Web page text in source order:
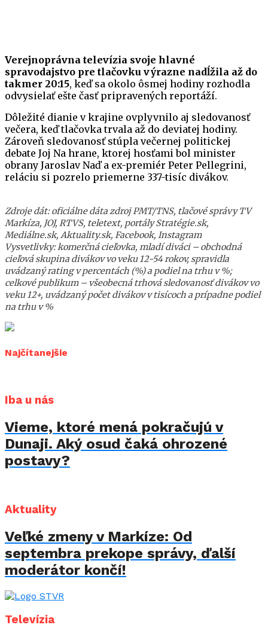
Verejnoprávna televízia svoje hlavné
spravodajstvo pre tlačovku výrazne nadĺžila až do
takmer 20:15, keď sa okolo ôsmej hodiny rozhodla
odvysielať ešte časť pripravených reportáží.
Dôležité dianie v krajine ovplyvnilo aj sledovanosť
večera, keď tlačovka trvala až do deviatej hodiny.
Zároveň sledovanosť stúpla večernej politickej
debate Joj Na hrane, ktorej hosťami bol minister
obrany Jaroslav Naď a ex-premiér Peter Pellegrini,
reláciu si pozrelo priemerne 337-tisíc divákov.
Zdroje dát: oficiálne dáta zdroj PMT/TNS, tlačové správy TV
Markíza, JOJ, RTVS, teletext, portály Stratégie.sk,
Mediálne.sk, Aktuality.sk, Facebook, Instagram
Vysvetlivky: komerčná cieľovka, mladí diváci – obchodná
cieľová skupina divákov vo veku 12-54 rokov, spravidla
uvádzaný rating v percentách (%) a podiel na trhu v %;
celkové publikum – všeobecná trhová sledovanosť divákov vo
veku 12+, uvádzaný počet divákov v tisícoch a prípadne podiel
na trhu v %
Najčítanejšie
Iba u nás
Vieme, ktoré mená pokračujú v
Dunaji. Aký osud čaká ohrozené
postavy?
Aktuality
Veľké zmeny v Markíze: Od
septembra prekope správy, ďalší
moderátor končí!
Televízia